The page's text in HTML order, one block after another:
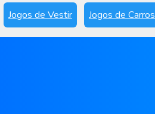
Jogos de Vestir Jogos de Carros